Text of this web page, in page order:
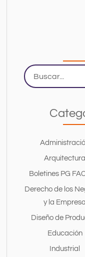
Search
...
Arquitectura
Boletines PG
Derecho de los
y la Empresa
Diseño de
Educación
Industrial